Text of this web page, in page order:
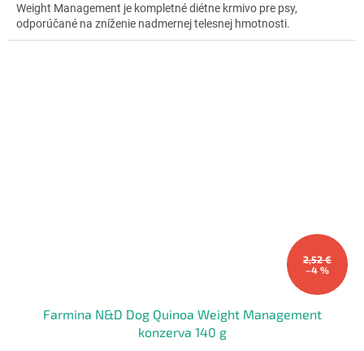
hviezdičiek.
Weight Management je kompletné diétne krmivo pre psy,
odporúčané na zníženie nadmernej telesnej hmotnosti.
2,52 €
–4 %
Farmina N&D Dog Quinoa Weight Management
konzerva 140 g